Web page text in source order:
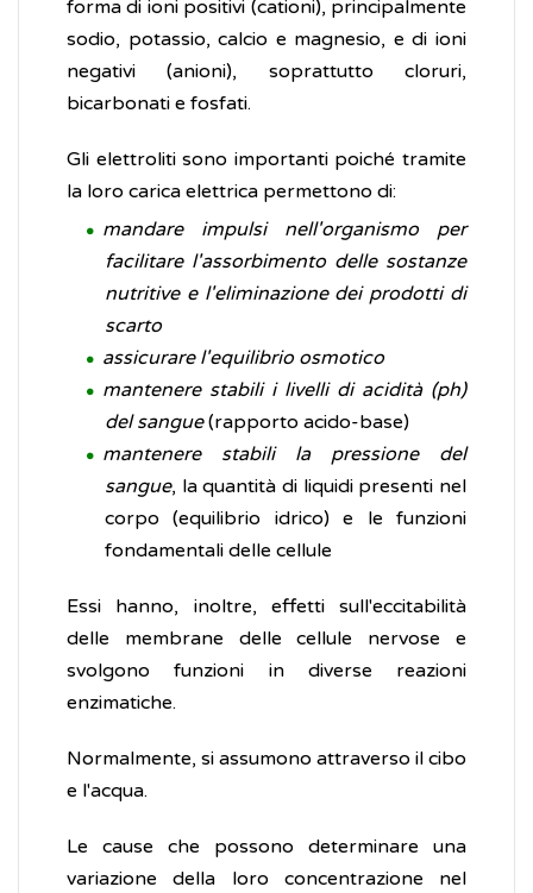
forma di ioni positivi (cationi), principalmente
sodio, potassio, calcio e magnesio, e di ioni
negativi (anioni), soprattutto cloruri,
bicarbonati e fosfati.
Gli elettroliti sono importanti poiché tramite
la loro carica elettrica permettono di:
mandare impulsi nell'organismo per
facilitare l'assorbimento delle sostanze
nutritive e l'eliminazione dei prodotti di
scarto
assicurare l'equilibrio osmotico
mantenere stabili i livelli di acidità (ph)
del sangue(rapporto acido-base)
mantenere stabili la pressione del
sangue, la quantità di liquidi presenti nel
corpo (equilibrio idrico) e le funzioni
fondamentali delle cellule
Essi hanno, inoltre, effetti sull'eccitabilità
delle membrane delle cellule nervose e
svolgono funzioni in diverse reazioni
enzimatiche.
Normalmente, si assumono attraverso il cibo
e l'acqua.
Le cause che possono determinare una
variazione della loro concentrazione nel